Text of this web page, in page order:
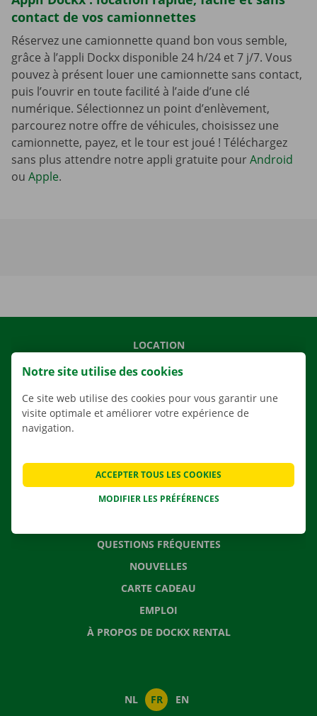
contact de vos camionnettes
Réservez une camionnette quand bon vous semble,
grâce à l’appli Dockx disponible 24 h/24 et 7 j/7. Vous
pouvez à présent louer une camionnette sans contact,
puis l’ouvrir en toute facilité à l’aide d’une clé
numérique. Sélectionnez un point d’enlèvement,
parcourez notre offre de véhicules, choisissez une
camionnette, payez, et le tour est joué ! Téléchargez
sans plus attendre notre appli gratuite pourAndroid
ou Apple.
LOCATION
NOS VÉHICULES
AGENCES
QUESTIONS FRÉQUENTES
NOUVELLES
CARTE CADEAU
EMPLOI
À PROPOS DE DOCKX RENTAL
NL FR EN
Notre site utilise des cookies
Ce site web utilise des cookies pour vous garantir une
visite optimale et améliorer votre expérience de
navigation.
MODIFIER LES PRÉFÉRENCES
ACCEPTER TOUS LES COOKIES